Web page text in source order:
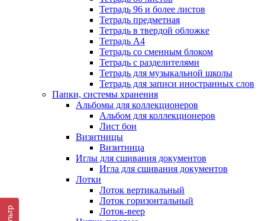
Тетрадь 96 и более листов
Тетрадь предметная
Тетрадь в твердой обложке
Тетрадь А4
Тетрадь со сменным блоком
Тетрадь с разделителями
Тетрадь для музыкальной школы
Тетрадь для записи иностранных слов
Папки, системы хранения
Альбомы для коллекционеров
Альбом для коллекционеров
Лист бон
Визитницы
Визитница
Иглы для сшивания документов
Игла для сшивания документов
Лотки
Лоток вертикальный
Лоток горизонтальный
Лоток-веер